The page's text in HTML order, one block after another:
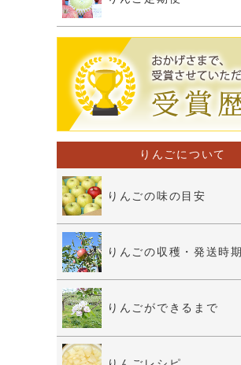
りんごについて
りんごの味の目安
りんごの収穫・発送時期
りんごができるまで